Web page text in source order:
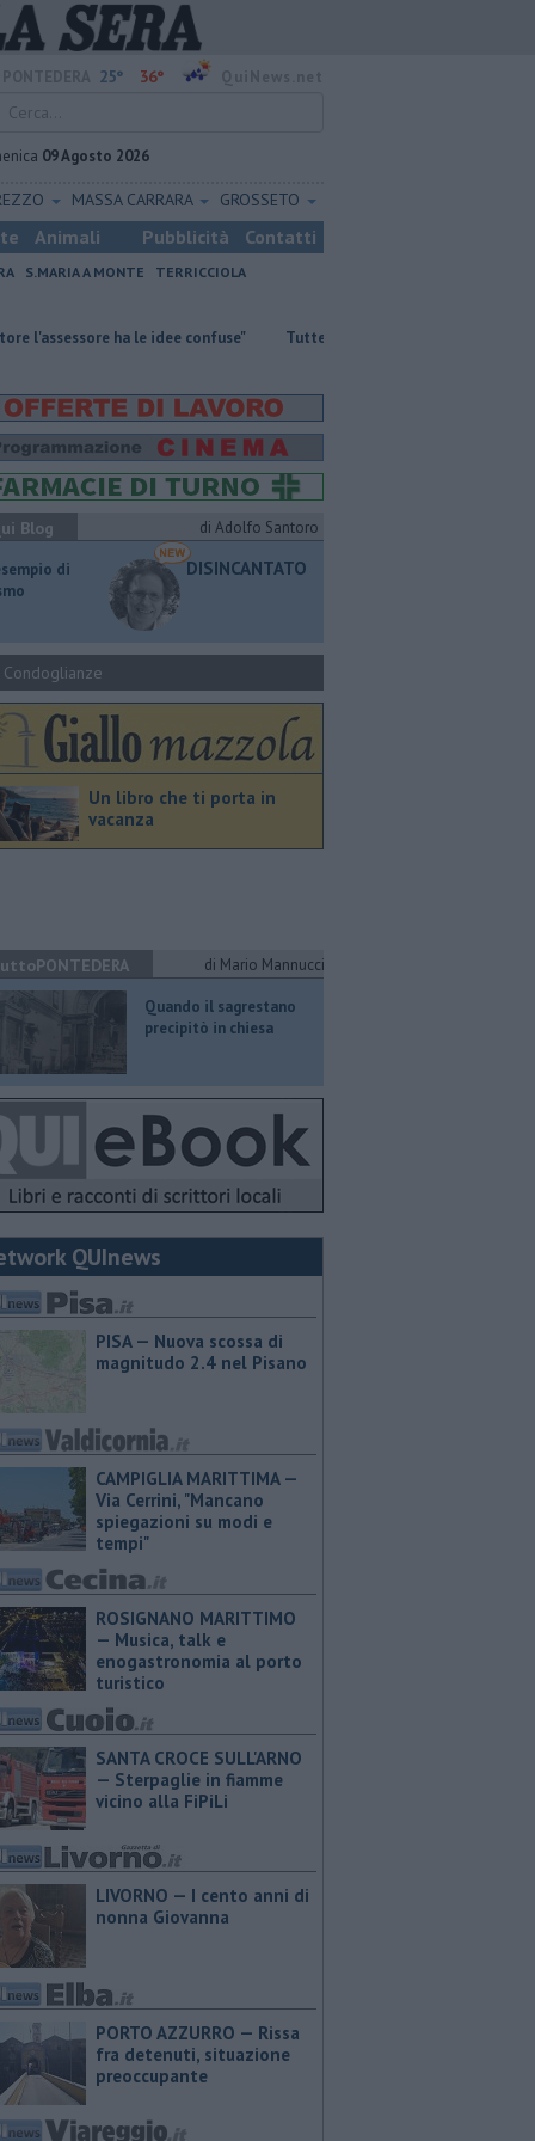
25° 36°
09 Agosto 2026
MASSA CARRARA GROSSETO
Animali Pubblicità Contatti
S.MARIA A MONTE
TERRICCIOLA
le idee confuse" ​Tutte le offerte di lavoro in provincia di Pisa
Blog di Adolfo Santoro
di
DISINCANTATO
Condoglianze
Un libro che ti porta in
vacanza
di Mario Mannucci
Quando il sagrestano
precipitò in chiesa
QUInews
PISA — Nuova scossa di
magnitudo 2.4 nel Pisano
CAMPIGLIA MARITTIMA —
Via Cerrini, "Mancano
spiegazioni su modi e
tempi"
ROSIGNANO MARITTIMO
— Musica, talk e
enogastronomia al porto
turistico
SANTA CROCE SULL'ARNO
— Sterpaglie in fiamme
vicino alla FiPiLi
LIVORNO — I cento anni di
nonna Giovanna
PORTO AZZURRO — Rissa
fra detenuti, situazione
preoccupante